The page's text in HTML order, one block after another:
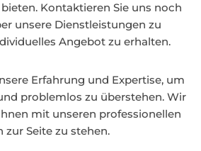
Kontaktieren Sie uns noch
unsere Dienstleistungen zu
Angebot zu erhalten.
Erfahrung und Expertise, um
problemlos zu überstehen. Wir
mit unseren professionellen
Seite zu stehen.